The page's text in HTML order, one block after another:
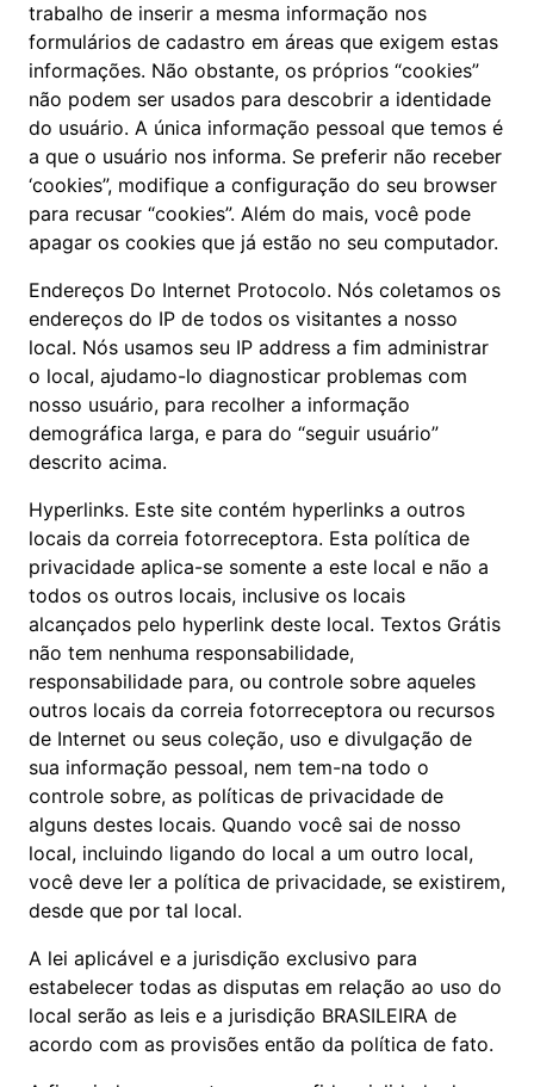
trabalho de inserir a mesma informação nos
formulários de cadastro em áreas que exigem estas
informações. Não obstante, os próprios “cookies”
não podem ser usados para descobrir a identidade
do usuário. A única informação pessoal que temos é
a que o usuário nos informa. Se preferir não receber
‘cookies”, modifique a configuração do seu browser
para recusar “cookies”. Além do mais, você pode
apagar os cookies que já estão no seu computador.
Endereços Do Internet Protocolo. Nós coletamos os
endereços do IP de todos os visitantes a nosso
local. Nós usamos seu IP address a fim administrar
o local, ajudamo-lo diagnosticar problemas com
nosso usuário, para recolher a informação
demográfica larga, e para do “seguir usuário”
descrito acima.
Hyperlinks. Este site contém hyperlinks a outros
locais da correia fotorreceptora. Esta política de
privacidade aplica-se somente a este local e não a
todos os outros locais, inclusive os locais
alcançados pelo hyperlink deste local. Textos Grátis
não tem nenhuma responsabilidade,
responsabilidade para, ou controle sobre aqueles
outros locais da correia fotorreceptora ou recursos
de Internet ou seus coleção, uso e divulgação de
sua informação pessoal, nem tem-na todo o
controle sobre, as políticas de privacidade de
alguns destes locais. Quando você sai de nosso
local, incluindo ligando do local a um outro local,
você deve ler a política de privacidade, se existirem,
desde que por tal local.
A lei aplicável e a jurisdição exclusivo para
estabelecer todas as disputas em relação ao uso do
local serão as leis e a jurisdição BRASILEIRA de
acordo com as provisões então da política de fato.